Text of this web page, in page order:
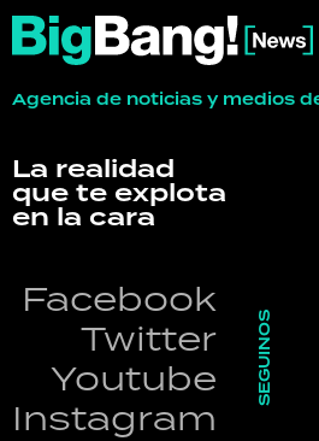
Agencia de noticias y medios
La realidad
que te explota
en la cara
Facebook
Twitter
Youtube
Instagram
SEGUINOS